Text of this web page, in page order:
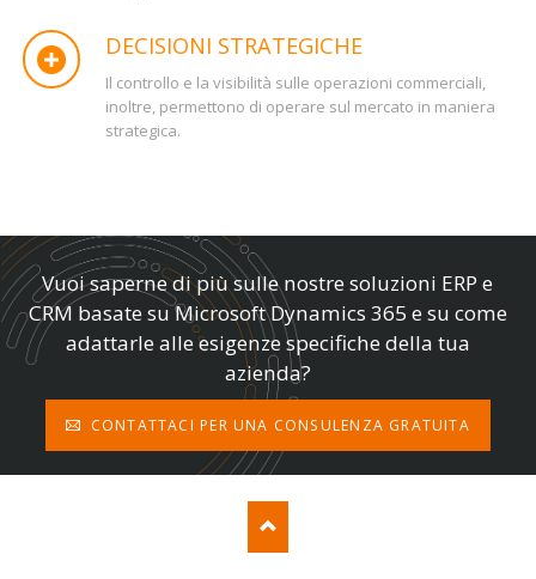
DECISIONI STRATEGICHE
Il controllo e la visibilità sulle operazioni commerciali,
inoltre, permettono di operare sul mercato in maniera
strategica.
Vuoi saperne di più sulle nostre soluzioni ERP e
CRM basate su Microsoft Dynamics 365 e su come
adattarle alle esigenze specifiche della tua
azienda?
CONTATTACI PER UNA CONSULENZA GRATUITA